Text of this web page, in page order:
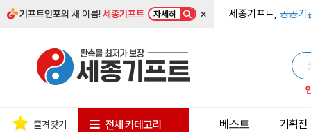
기프트인포의 새 이름!세종기프트 자세히 × 세종기프트, 공공기
즐겨찾기 전체 카테고리
베스트
기획전